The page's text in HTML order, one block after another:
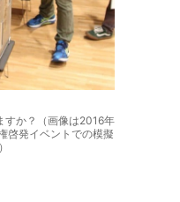
すか？（画像は2016年
啓発イベントでの模擬